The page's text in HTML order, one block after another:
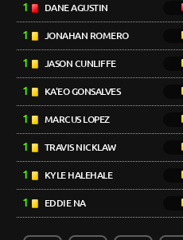
1 DANE AGUSTIN
1 JONAHAN ROMERO
1 JASON CUNLIFFE
1 KA'EO GONSALVES
1 MARCUS LOPEZ
1 TRAVIS NICKLAW
1 KYLE HALEHALE
1 EDDIE NA